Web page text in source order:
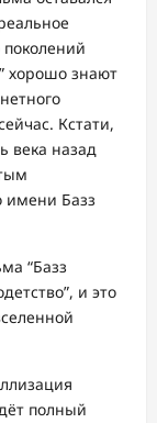
хорошо знают
Кстати,
века назад
имени Базз
“Базз
и это
полный